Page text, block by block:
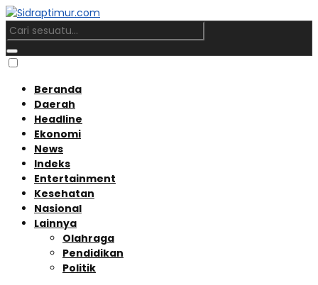
Beranda
Daerah
Headline
Ekonomi
News
Indeks
Entertainment
Kesehatan
Nasional
Lainnya
Olahraga
Pendidikan
Politik